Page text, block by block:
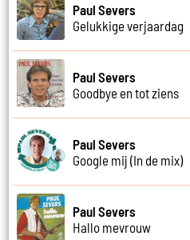
Paul Severs
Gelukkige verjaardag
Paul Severs
Goodbye en tot ziens
Paul Severs
Google mij (In de mix)
Paul Severs
Hallo mevrouw